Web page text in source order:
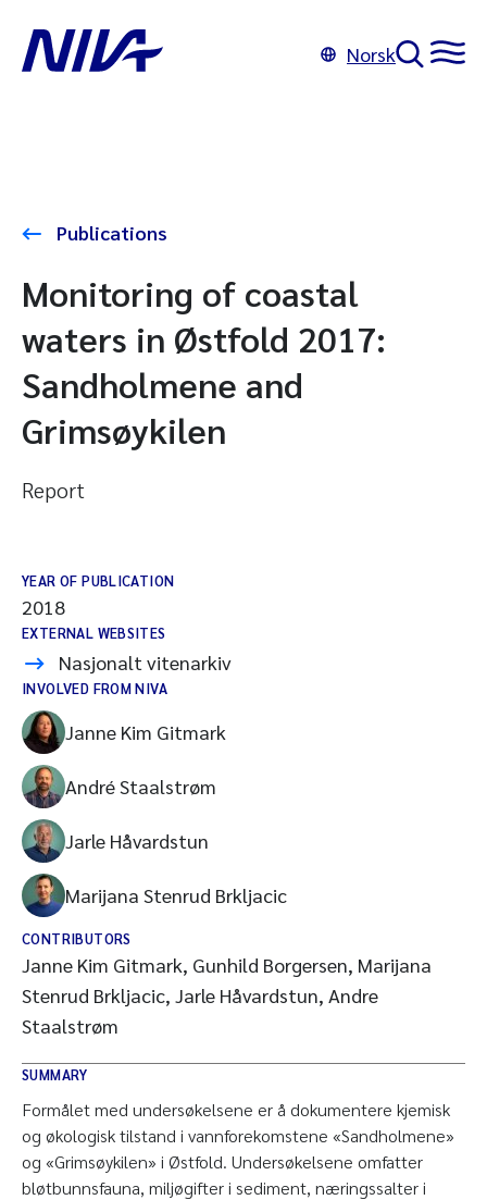
Norsk
Publications
Monitoring of coastal
waters in Østfold 2017:
Sandholmene and
Grimsøykilen
Report
YEAR OF PUBLICATION
2018
EXTERNAL WEBSITES
Nasjonalt vitenarkiv
INVOLVED FROM NIVA
Janne Kim Gitmark
André Staalstrøm
Jarle Håvardstun
Marijana Stenrud Brkljacic
CONTRIBUTORS
Janne Kim Gitmark, Gunhild Borgersen, Marijana
Stenrud Brkljacic, Jarle Håvardstun, Andre
Staalstrøm
SUMMARY
Formålet med undersøkelsene er å dokumentere kjemisk
og økologisk tilstand i vannforekomstene «Sandholmene»
og «Grimsøykilen» i Østfold. Undersøkelsene omfatter
bløtbunnsfauna, miljøgifter i sediment, næringssalter i